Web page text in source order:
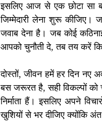
इसलिए आज से एक छोटा सा
जिम्मेदारी लेना शुरू
जवाब देना है। जब कोई
आपको चुनौती दे, तब तय करें
दोस्तों, जीवन हमें हर दिन
बस जरूरत है, सही विकल्पों को
निर्माता हैं। इसलिए अपने
खुशियों से भर दीजिए क्योंकि